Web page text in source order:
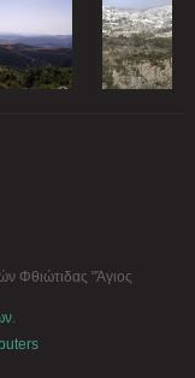
Φθιώτιδας "Άγιος
.